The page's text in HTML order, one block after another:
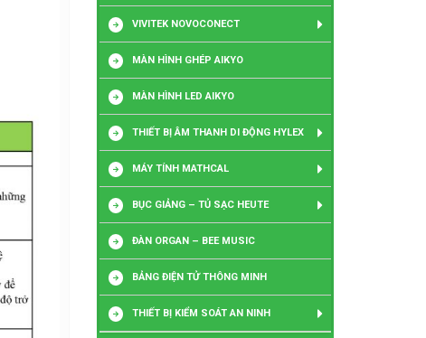
VIVITEK NOVOCONECT
MÀN HÌNH GHÉP AIKYO
MÀN HÌNH LED AIKYO
THIẾT BỊ ÂM THANH DI ĐỘNG HYLEX
MÁY TÍNH MATHCAL
BỤC GIẢNG – TỦ SẠC HEUTE
ĐÀN ORGAN – BEE MUSIC
BẢNG ĐIỆN TỬ THÔNG MINH
THIẾT BỊ KIỂM SOÁT AN NINH